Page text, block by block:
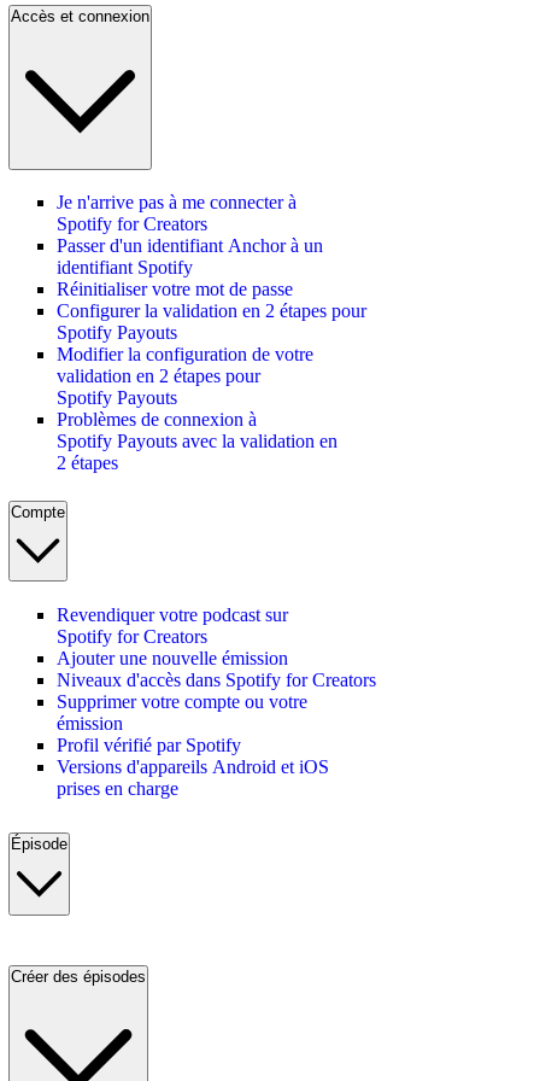
Accès et connexion
Je n'arrive pas à me connecter à
Spotify for Creators
Passer d'un identifiant Anchor à un
identifiant Spotify
Réinitialiser votre mot de passe
Configurer la validation en 2 étapes pour
Spotify Payouts
Modifier la configuration de votre
validation en 2 étapes pour
Spotify Payouts
Problèmes de connexion à
Spotify Payouts avec la validation en
2 étapes
Compte
Revendiquer votre podcast sur
Spotify for Creators
Ajouter une nouvelle émission
Niveaux d'accès dans Spotify for Creators
Supprimer votre compte ou votre
émission
Profil vérifié par Spotify
Versions d'appareils Android et iOS
prises en charge
Épisode
Créer des épisodes